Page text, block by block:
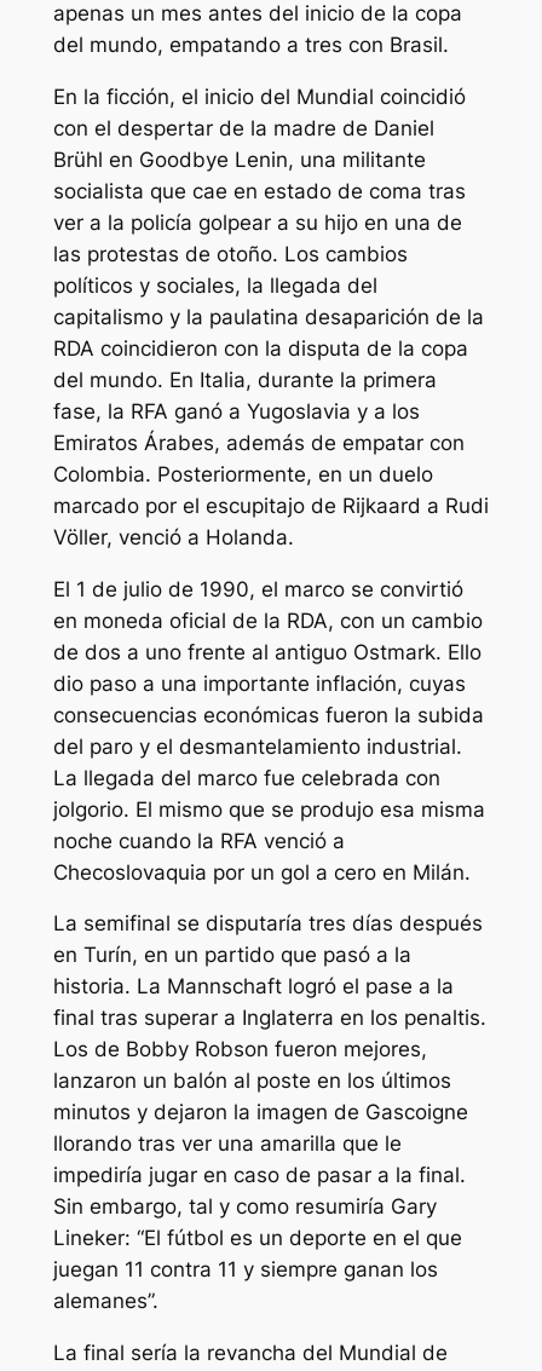
apenas un mes antes del inicio de la copa
del mundo, empatando a tres con Brasil.
En la ficción, el inicio del Mundial coincidió
con el despertar de la madre de Daniel
Brühl en Goodbye Lenin, una militante
socialista que cae en estado de coma tras
ver a la policía golpear a su hijo en una de
las protestas de otoño. Los cambios
políticos y sociales, la llegada del
capitalismo y la paulatina desaparición de la
RDA coincidieron con la disputa de la copa
del mundo. En Italia, durante la primera
fase, la RFA ganó a Yugoslavia y a los
Emiratos Árabes, además de empatar con
Colombia. Posteriormente, en un duelo
marcado por el escupitajo de Rijkaard a Rudi
Völler, venció a Holanda.
El 1 de julio de 1990, el marco se convirtió
en moneda oficial de la RDA, con un cambio
de dos a uno frente al antiguo Ostmark. Ello
dio paso a una importante inflación, cuyas
consecuencias económicas fueron la subida
del paro y el desmantelamiento industrial.
La llegada del marco fue celebrada con
jolgorio. El mismo que se produjo esa misma
noche cuando la RFA venció a
Checoslovaquia por un gol a cero en Milán.
La semifinal se disputaría tres días después
en Turín, en un partido que pasó a la
historia. La Mannschaft logró el pase a la
final tras superar a Inglaterra en los penaltis.
Los de Bobby Robson fueron mejores,
lanzaron un balón al poste en los últimos
minutos y dejaron la imagen de Gascoigne
llorando tras ver una amarilla que le
impediría jugar en caso de pasar a la final.
Sin embargo, tal y como resumiría Gary
Lineker: “El fútbol es un deporte en el que
juegan 11 contra 11 y siempre ganan los
alemanes”.
La final sería la revancha del Mundial de